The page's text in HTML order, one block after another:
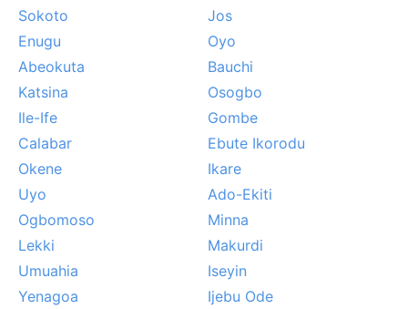
Sokoto
Jos
Enugu
Oyo
Abeokuta
Bauchi
Katsina
Osogbo
Ile-Ife
Gombe
Calabar
Ebute Ikorodu
Okene
Ikare
Uyo
Ado-Ekiti
Ogbomoso
Minna
Lekki
Makurdi
Umuahia
Iseyin
Yenagoa
Ijebu Ode